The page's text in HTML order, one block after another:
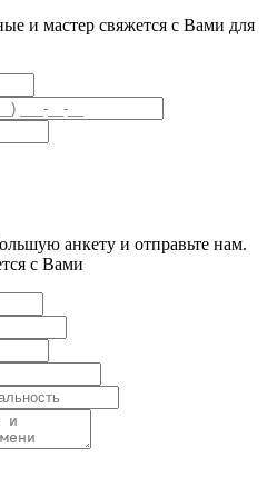
и мастер свяжется с Вами для
анкету и отправьте нам.
с Вами